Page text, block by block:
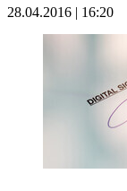
28.04.2016 | 16:20